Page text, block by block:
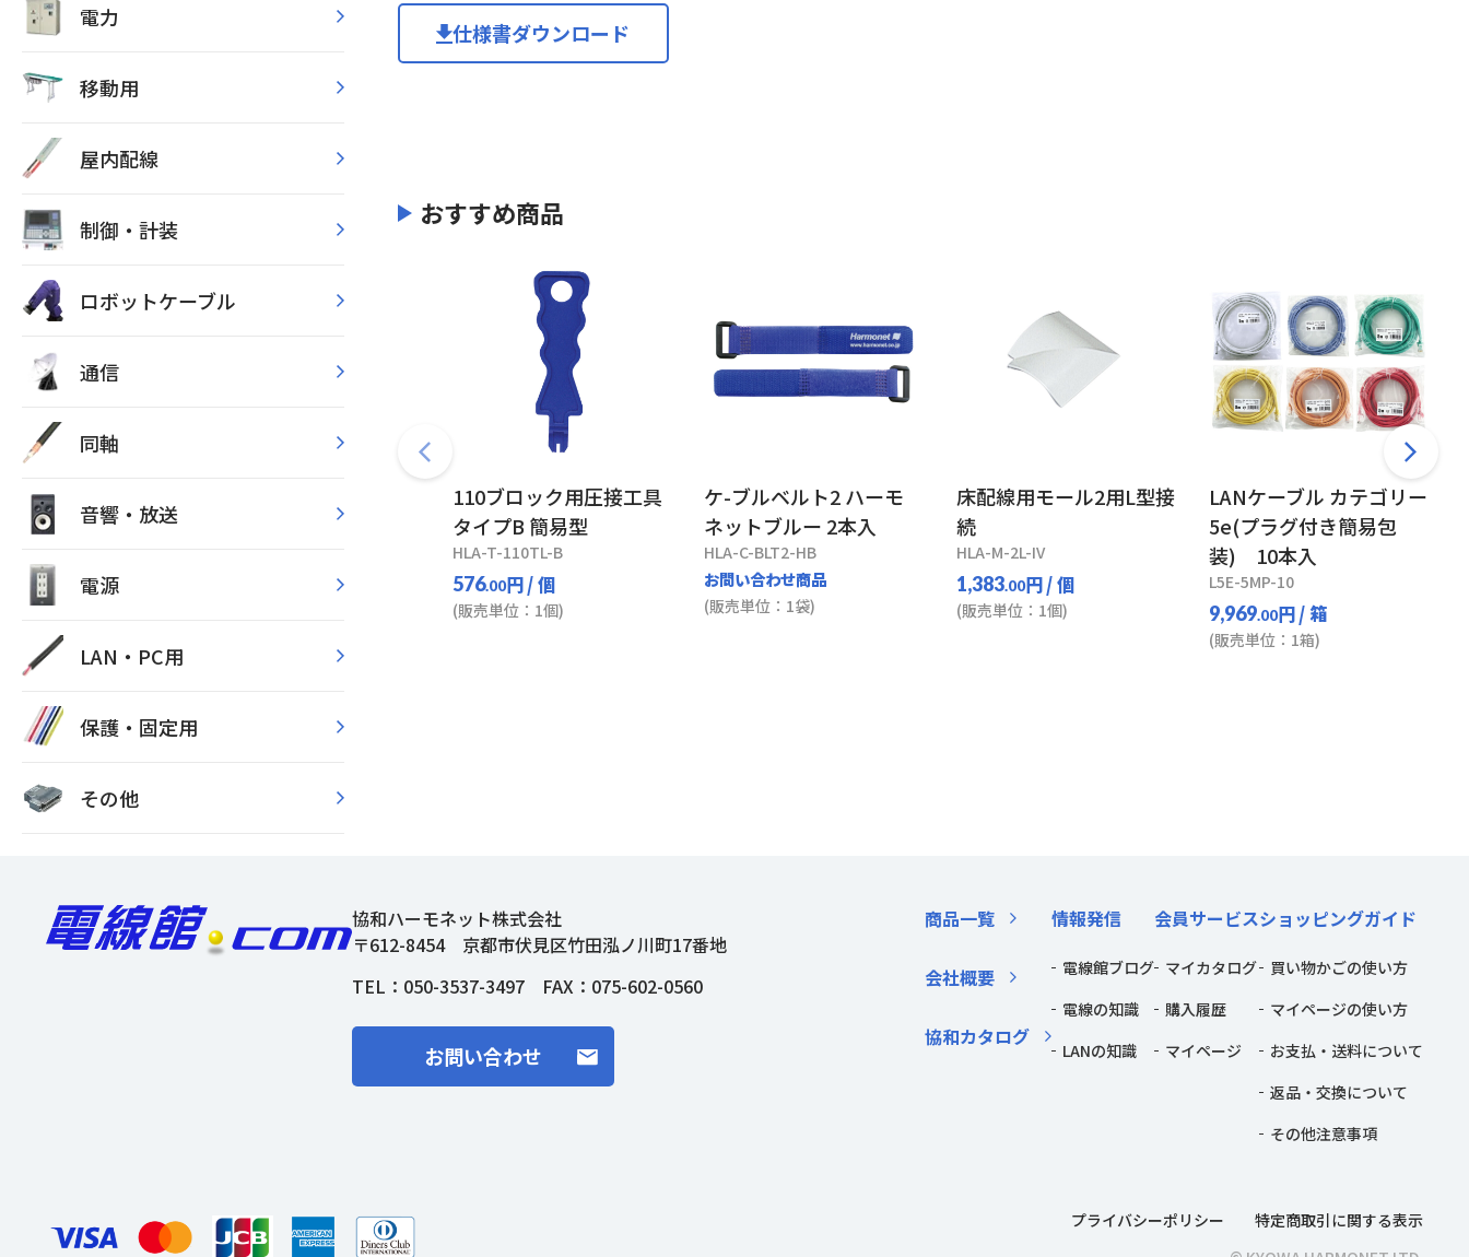
電力
移動用
屋内配線
制御・計装
ロボットケーブル
通信
同軸
音響・放送
電源
LAN・PC用
保護・固定用
その他
仕様書ダウンロード
おすすめ商品
110ブロック用圧接工具
タイプB 簡易型
HLA-T-110TL-B
576.00円/ 個
(販売単位：1個)
ケ-ブルベルト2 ハーモ
ネットブルー 2本入
HLA-C-BLT2-HB
お問い合わせ商品
(販売単位：1袋)
床配線用モール2用L型接
続
HLA-M-2L-IV
1,383.00円/ 個
(販売単位：1個)
LANケーブル カテゴリー
5e(プラグ付き簡易包
装) 10本入
L5E-5MP-10
9,969.00円/ 箱
(販売単位：1箱)
協和ハーモネット株式会社
〒612-8454 京都市伏見区竹田泓ノ川町17番地
TEL： 050-3537-3497 FAX：075-602-0560
お問い合わせ
商品一覧
会社概要
協和カタログ
情報発信
電線館ブログ
電線の知識
LANの知識
会員サービス
マイカタログ
購入履歴
マイページ
ショッピングガイド
買い物かごの使い方
マイページの使い方
お支払・送料について
返品・交換について
その他注意事項
プライバシーポリシー
特定商取引に関する表示